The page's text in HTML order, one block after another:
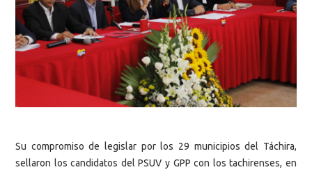
Su compromiso de legislar por los 29 municipios del Táchira,
sellaron los candidatos del PSUV y GPP con los tachirenses, en